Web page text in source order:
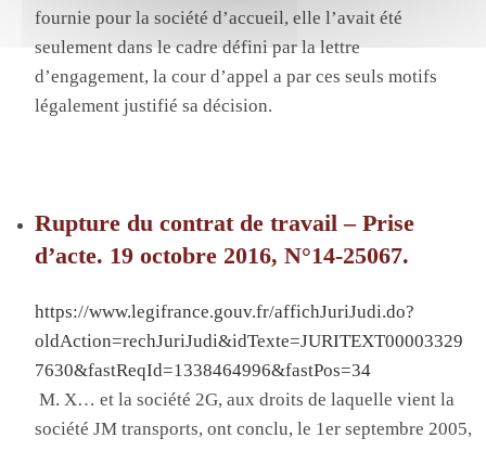
fournie pour la société d’accueil, elle l’avait été
seulement dans le cadre défini par la lettre
d’engagement, la cour d’appel a par ces seuls motifs
légalement justifié sa décision.
Rupture du contrat de travail – Prise
d’acte. 19 octobre 2016, N°14-25067.
https://www.legifrance.gouv.fr/affichJuriJudi.do?
oldAction=rechJuriJudi&idTexte=JURITEXT00003329
7630&fastReqId=1338464996&fastPos=34
M. X… et la société2G, aux droits de laquelle vient la
sociétéJM transports, ont conclu, le 1er septembre 2005,